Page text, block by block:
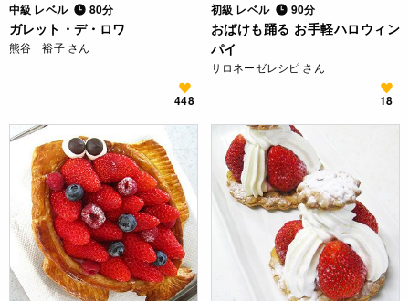
中級 レベル 80分
ガレット・デ・ロワ
熊谷 裕子 さん
448
初級 レベル 90分
おばけも踊る お手軽ハロウィン
パイ
サロネーゼレシピ さん
18